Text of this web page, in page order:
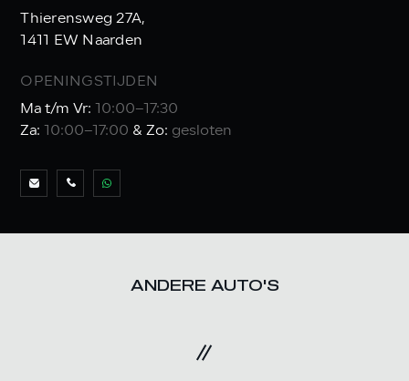
Thierensweg 27A,
1411 EW Naarden
OPENINGSTIJDEN
Ma t/m Vr:
10:00–17:30
Za:
10:00–17:00 & Zo: gesloten
ANDERE AUTO'S